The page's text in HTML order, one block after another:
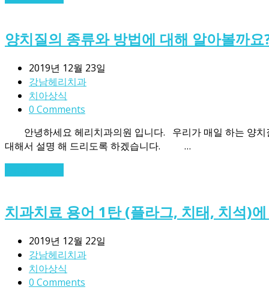
양치질의 종류와 방법에 대해 알아볼까
2019년 12월 23일
강남헤리치과
치아상식
0 Comments
안녕하세요 헤리치과의원 입니다. 우리가 매일 하는 양치
대해서 설명 해 드리도록 하겠습니다. …
치과치료 용어 1탄 (플라그, 치태, 치석)
2019년 12월 22일
강남헤리치과
치아상식
0 Comments